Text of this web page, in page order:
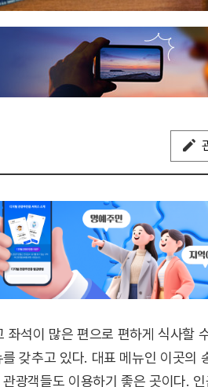
석이 많은 편으로 편하게 식사할
갖추고 있다. 대표 메뉴인 이곳의
광객들도 이용하기 좋은 곳이다. 인